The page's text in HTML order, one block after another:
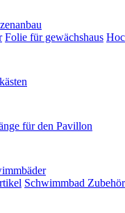
Folie für gewächshaus
für den Pavillon
Schwimmbad Zubehör